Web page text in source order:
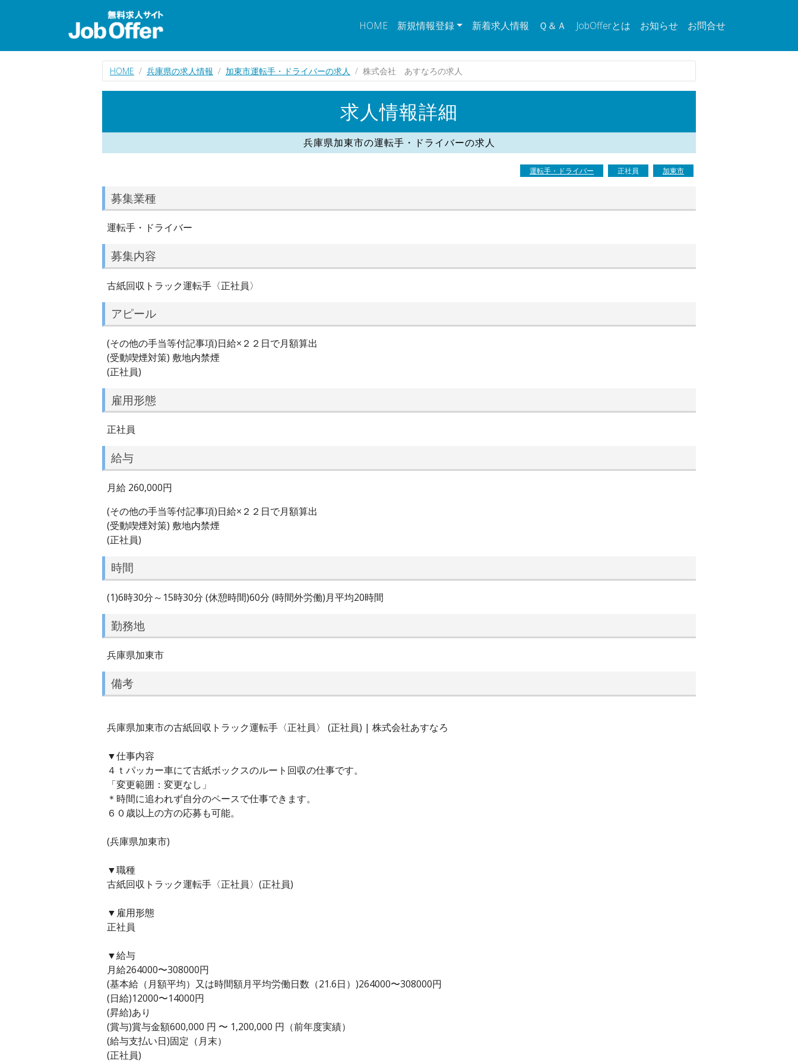
HOME 新規情報登録 新着求人情報 Ｑ＆Ａ JobOfferとは お知らせ お問合せ
HOME 兵庫県の求人情報 加東市運転手・ドライバーの求人 株式会社 あすなろの求人
求人情報詳細
兵庫県加東市の運転手・ドライバーの求人
運転手・ドライバー 正社員 加東市
募集業種
運転手・ドライバー
募集内容
古紙回収トラック運転手〈正社員〉
アピール
(その他の手当等付記事項)日給×２２日で月額算出
(受動喫煙対策) 敷地内禁煙
(正社員)
雇用形態
正社員
給与
月給 260,000円
(その他の手当等付記事項)日給×２２日で月額算出
(受動喫煙対策) 敷地内禁煙
(正社員)
時間
(1)6時30分～15時30分 (休憩時間)60分 (時間外労働)月平均20時間
勤務地
兵庫県加東市
備考
兵庫県加東市の古紙回収トラック運転手〈正社員〉 (正社員) | 株式会社あすなろ
▼仕事内容
４ｔパッカー車にて古紙ボックスのルート回収の仕事です。
「変更範囲：変更なし」
＊時間に追われず自分のペースで仕事できます。
６０歳以上の方の応募も可能。
(兵庫県加東市)
▼職種
古紙回収トラック運転手〈正社員〉(正社員)
▼雇用形態
正社員
▼給与
月給264000〜308000円
(基本給（月額平均）又は時間額月平均労働日数（21.6日）)264000〜308000円
(日給)12000〜14000円
(昇給)あり
(賞与)賞与金額600,000 円 〜 1,200,000 円（前年度実績）
(給与支払い日)固定（月末）
(正社員)